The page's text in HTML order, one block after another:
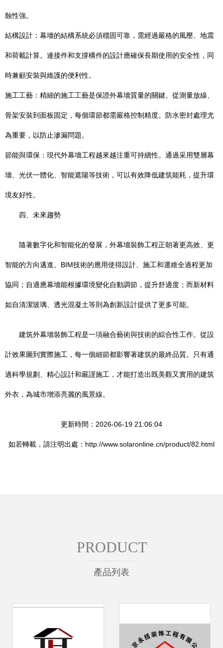
蝕性強。
結構設計：幕墻的結構系統必須穩固可靠，需經過嚴格的風壓、地震
和荷載計算。連接件和支撐構件的設計應確保長期使用的安全性，同
時兼顧安裝與維護的便利性。
施工工藝：精細的施工工藝是保證外幕墻質量的關鍵。從測量放線、
骨架安裝到面板固定，每個環節都需嚴格控制精度。防水密封處理尤
為重要，以防止滲漏問題。
節能與環保：現代外幕墻工程越來越注重可持續性。通過采用雙層幕
墻、光伏一體化、智能遮陽等技術，可以有效降低建筑能耗，提升環
境友好性。
四、未來趨勢
隨著數字化和智能化的發展，外幕墻裝飾工程正朝著更高效、更
智能的方向邁進。BIM技術的應用使得設計、施工和運維全過程更加
協同；自適應幕墻能根據環境變化自動調節，提升舒適度；而新材料
如自清潔玻璃、透光混凝土等則為創新設計提供了更多可能。
建筑外幕墻裝飾工程是一項融合藝術與技術的綜合性工作。從設
計效果圖到實際施工，每一個細節都影響著建筑的最終品質。只有通
過科學規劃、精心設計和嚴謹施工，才能打造出既美觀又實用的建筑
外衣，為城市增添亮麗的風景線。
更新時間：2026-06-19 21:06:04
如若轉載，請注明出處：http://www.solaronline.cn/product/82.html
PRODUCT
產品列表